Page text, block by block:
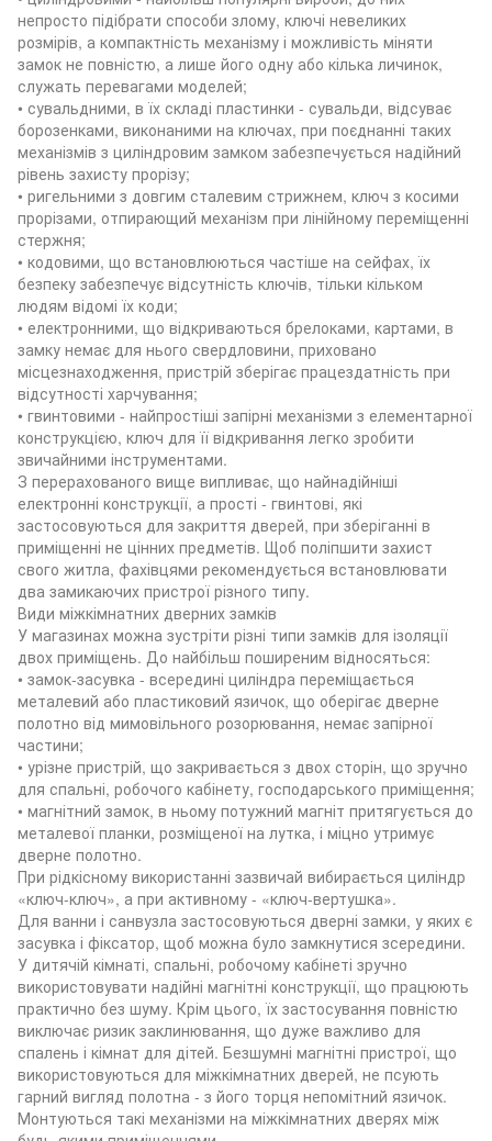
непросто підібрати способи злому, ключі невеликих
розмірів, а компактність механізму і можливість міняти
замок не повністю, а лише його одну або кілька личинок,
служать перевагами моделей;
• сувальдними, в їх складі пластинки - сувальди, відсуває
борозенками, виконаними на ключах, при поєднанні таких
механізмів з циліндровим замком забезпечується надійний
рівень захисту прорізу;
• ригельними з довгим сталевим стрижнем, ключ з косими
прорізами, отпирающий механізм при лінійному переміщенні
стержня;
• кодовими, що встановлюються частіше на сейфах, їх
безпеку забезпечує відсутність ключів, тільки кільком
людям відомі їх коди;
• електронними, що відкриваються брелоками, картами, в
замку немає для нього свердловини, приховано
місцезнаходження, пристрій зберігає працездатність при
відсутності харчування;
• гвинтовими - найпростіші запірні механізми з елементарної
конструкцією, ключ для її відкривання легко зробити
звичайними інструментами.
З перерахованого вище випливає, що найнадійніші
електронні конструкції, а прості - гвинтові, які
застосовуються для закриття дверей, при зберіганні в
приміщенні не цінних предметів. Щоб поліпшити захист
свого житла, фахівцями рекомендується встановлювати
два замикаючих пристрої різного типу.
Види міжкімнатних дверних замків
У магазинах можна зустріти різні типи замків для ізоляції
двох приміщень. До найбільш поширеним відносяться:
• замок-засувка - всередині циліндра переміщається
металевий або пластиковий язичок, що оберігає дверне
полотно від мимовільного розорювання, немає запірної
частини;
• урізне пристрій, що закривається з двох сторін, що зручно
для спальні, робочого кабінету, господарського приміщення;
• магнітний замок, в ньому потужний магніт притягується до
металевої планки, розміщеної на лутка, і міцно утримує
дверне полотно.
При рідкісному використанні зазвичай вибирається циліндр
«ключ-ключ», а при активному - «ключ-вертушка».
Для ванни і санвузла застосовуються дверні замки, у яких є
засувка і фіксатор, щоб можна було замкнутися зсередини.
У дитячій кімнаті, спальні, робочому кабінеті зручно
використовувати надійні магнітні конструкції, що працюють
практично без шуму. Крім цього, їх застосування повністю
виключає ризик заклинювання, що дуже важливо для
спалень і кімнат для дітей. Безшумні магнітні пристрої, що
використовуються для міжкімнатних дверей, не псують
гарний вигляд полотна - з його торця непомітний язичок.
Монтуються такі механізми на міжкімнатних дверях між